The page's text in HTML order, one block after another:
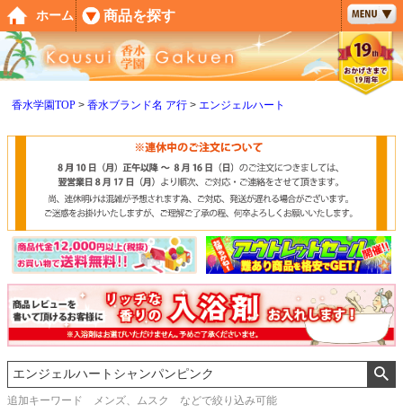
香水学園TOP 香水ブランド名 ア行 エンジェルハート
追加キーワード メンズ、ムスク などで絞り込み可能
ペー
ジト
ップ
へ
ホーム 商品を探す